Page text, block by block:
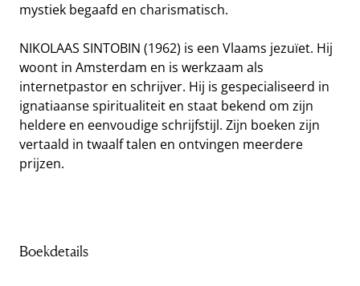
mystiek begaafd en charismatisch.
NIKOLAAS SINTOBIN (1962) is een Vlaams jezuïet. Hij
woont in Amsterdam en is werkzaam als
internetpastor en schrijver. Hij is gespecialiseerd in
ignatiaanse spiritualiteit en staat bekend om zijn
heldere en eenvoudige schrijfstijl. Zijn boeken zijn
vertaald in twaalf talen en ontvingen meerdere
prijzen.
Boekdetails